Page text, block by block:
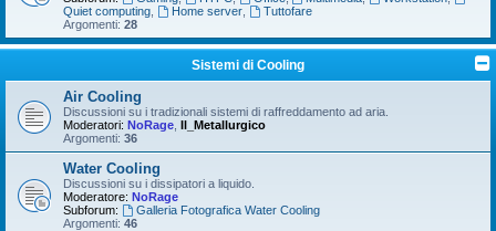
Quiet computing
Home server,
Tuttofare
Argomenti: 28
Sistemi di Cooling
Air Cooling
Discussioni su i tradizionali sistemi di raffreddamento ad aria.
Moderatori: NoRage Il_Metallurgico
Argomenti: 36
Water Cooling
Discussioni su i dissipatori a liquido.
Moderatore: NoRage
Subforum:
Galleria Fotografica Water Cooling
Argomenti: 46